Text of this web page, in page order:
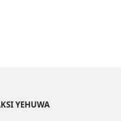
YEHUWA